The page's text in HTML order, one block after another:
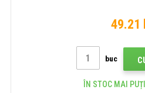
49.21
buc
ÎN STOC MAI